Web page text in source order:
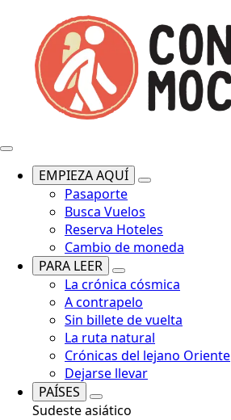
EMPIEZA AQUÍ
Pasaporte
Busca Vuelos
Reserva Hoteles
Cambio de moneda
PARA LEER
La crónica cósmica
A contrapelo
Sin billete de vuelta
La ruta natural
Crónicas del lejano Oriente
Dejarse llevar
PAÍSES
Sudeste asiático